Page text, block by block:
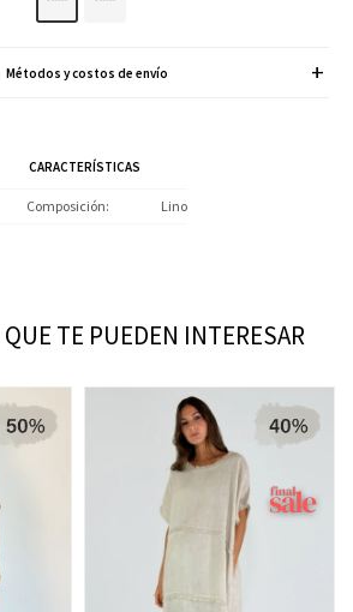
Métodos y costos de envío
CARACTERÍSTICAS
Composición Lino
TE PUEDEN INTERESAR